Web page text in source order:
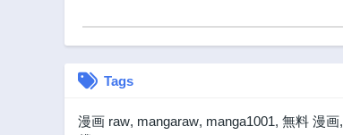
Tags
漫画 raw, mangaraw, manga1001, 無料 漫画,